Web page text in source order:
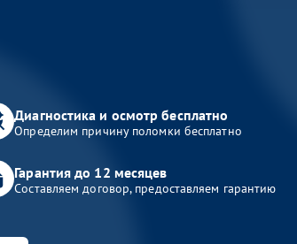
Диагностика и осмотр бесплатно
Определим причину поломки бесплатно
Гарантия до 12 месяцев
Составляем договор, предоставляем гарантию